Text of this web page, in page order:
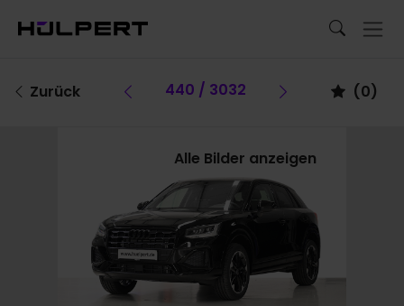
Zurück Vorheriges Fahrzeug
440 / 3032 Vorheriges
(0)
Alle Bilder anzeigen